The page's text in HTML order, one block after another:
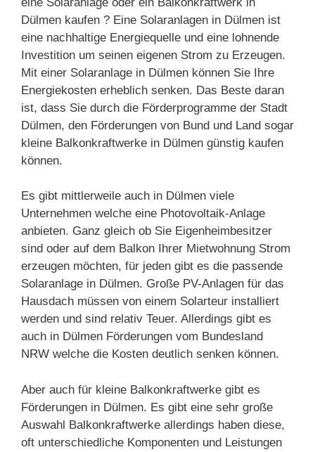
Dülmen kaufen ? Eine Solaranlagen in Dülmen ist
eine nachhaltige Energiequelle und eine lohnende
Investition um seinen eigenen Strom zu Erzeugen.
Mit einer Solaranlage in Dülmen können Sie Ihre
Energiekosten erheblich senken. Das Beste daran
ist, dass Sie durch die Förderprogramme der Stadt
Dülmen, den Förderungen von Bund und Land sogar
kleine Balkonkraftwerke in Dülmen günstig kaufen
können.
Es gibt mittlerweile auch in Dülmen viele
Unternehmen welche eine Photovoltaik-Anlage
anbieten. Ganz gleich ob Sie Eigenheimbesitzer
sind oder auf dem Balkon Ihrer Mietwohnung Strom
erzeugen möchten, für jeden gibt es die passende
Solaranlage in Dülmen. Große PV-Anlagen für das
Hausdach müssen von einem Solarteur installiert
werden und sind relativ Teuer. Allerdings gibt es
auch in Dülmen Förderungen vom Bundesland
NRW welche die Kosten deutlich senken können.
Aber auch für kleine Balkonkraftwerke gibt es
Förderungen in Dülmen. Es gibt eine sehr große
Auswahl Balkonkraftwerke allerdings haben diese,
oft unterschiedliche Komponenten und Leistungen